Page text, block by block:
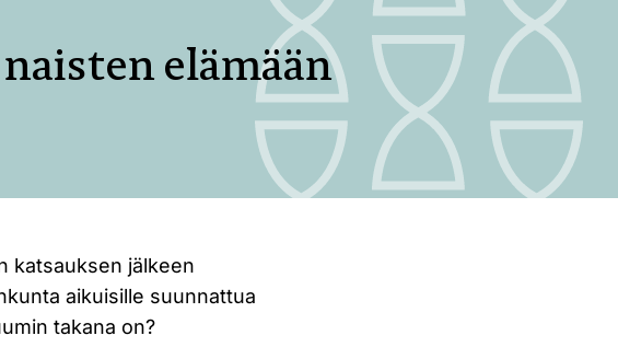
elämään
katsauksen jälkeen
aikuisille suunnattua
takana on?